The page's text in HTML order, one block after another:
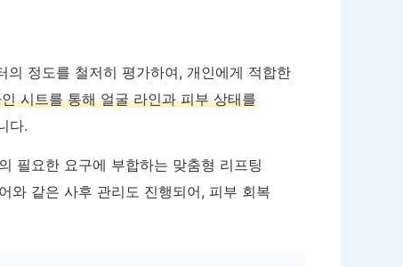
정도를 철저히 평가하여, 개인에게 적합한
인 시트를 통해 얼굴 라인과 피부 상태를
다.
필요한 요구에 부합하는 맞춤형 리프팅
와 같은 사후 관리도 진행되어, 피부 회복